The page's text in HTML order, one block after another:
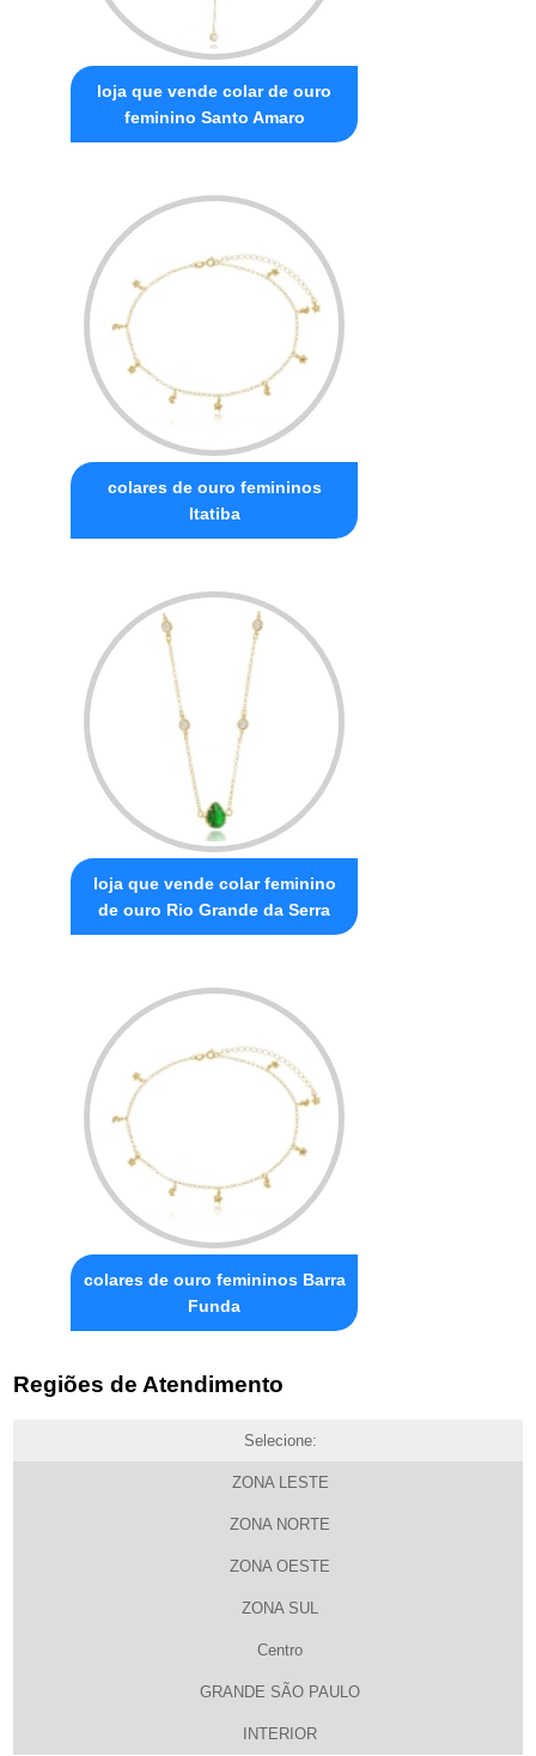
loja que vende colar de ouro
feminino Santo Amaro
colares de ouro femininos
Itatiba
loja que vende colar feminino
de ouro Rio Grande da Serra
colares de ouro femininos Barra
Funda
Regiões de Atendimento
Selecione:
ZONA LESTE
ZONA NORTE
ZONA OESTE
ZONA SUL
Centro
GRANDE SÃO PAULO
INTERIOR